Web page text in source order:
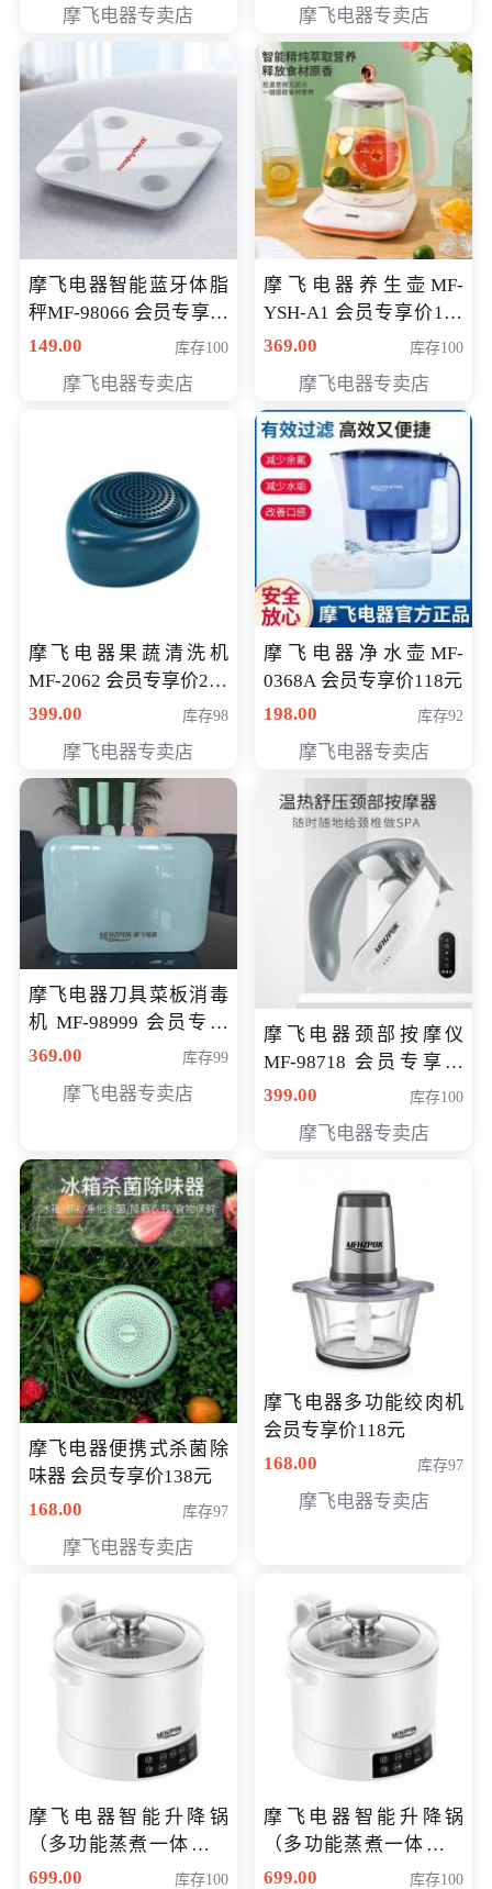
摩飞电器专卖店 摩飞电器专卖店
摩飞电器智能蓝牙体脂
秤MF-98066 会员专享价
98元
149.00 库存100
摩飞电器专卖店
摩飞电器养生壶MF-
YSH-A1 会员专享价198
元
369.00 库存100
摩飞电器专卖店
摩飞电器果蔬清洗机
MF-2062 会员专享价268
元
399.00 库存98
摩飞电器专卖店
摩飞电器净水壶MF-
0368A 会员专享价118元
198.00
库存92
摩飞电器专卖店
摩飞电器刀具菜板消毒
机 MF-98999 会员专享
价286元
369.00 库存99
摩飞电器专卖店
摩飞电器颈部按摩仪
MF-98718 会员专享价
299元
399.00 库存100
摩飞电器专卖店
摩飞电器便携式杀菌除
味器 会员专享价138元
168.00
库存97
摩飞电器专卖店
摩飞电器多功能绞肉机
会员专享价118元
168.00
库存97
摩飞电器专卖店
摩飞电器智能升降锅
（多功能蒸煮一体锅）
（智能升降养生锅） 会
699.00 库存100
摩飞电器智能升降锅
（多功能蒸煮一体锅）
（智能升降养生锅） 会
699.00 库存100